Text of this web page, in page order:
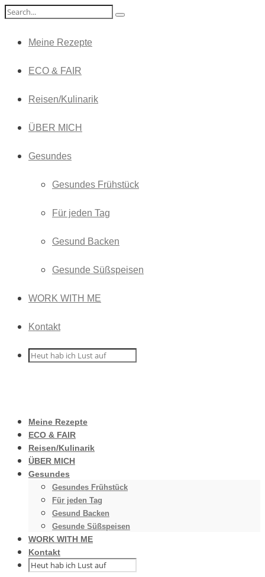
Meine Rezepte
ECO & FAIR
Reisen/Kulinarik
ÜBER MICH
Gesundes
Gesundes Frühstück
Für jeden Tag
Gesund Backen
Gesunde Süßspeisen
WORK WITH ME
Kontakt
Meine Rezepte
ECO & FAIR
Reisen/Kulinarik
ÜBER MICH
Gesundes
Gesundes Frühstück
Für jeden Tag
Gesund Backen
Gesunde Süßspeisen
WORK WITH ME
Kontakt